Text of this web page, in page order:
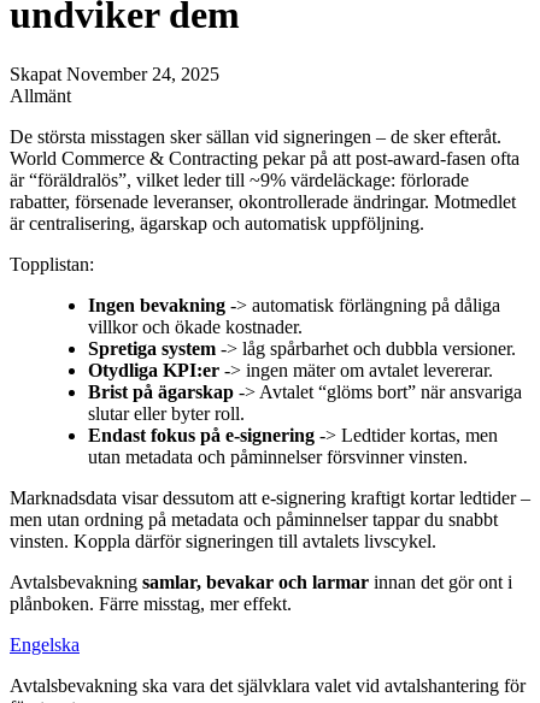
undviker dem
Skapat November 24, 2025
Allmänt
De största misstagen sker sällan vid signeringen – de sker efteråt.
World Commerce & Contracting pekar på att post‑award‑fasen ofta
är “föräldralös”, vilket leder till ~9% värdeläckage: förlorade
rabatter, försenade leveranser, okontrollerade ändringar. Motmedlet
är centralisering, ägarskap och automatisk uppföljning.
Topplistan:
Ingen bevakning -> automatisk förlängning på dåliga
villkor och ökade kostnader.
Spretiga system -> låg spårbarhet och dubbla versioner.
Otydliga KPI:er -> ingen mäter om avtalet levererar.
Brist på ägarskap -> Avtalet “glöms bort” när ansvariga
slutar eller byter roll.
Endast fokus på e-signering -> Ledtider kortas, men
utan metadata och påminnelser försvinner vinsten.
Marknadsdata visar dessutom att e‑signering kraftigt kortar ledtider –
men utan ordning på metadata och påminnelser tappar du snabbt
vinsten. Koppla därför signeringen till avtalets livscykel.
Avtalsbevakning samlar, bevakar och larmar innan det gör ont i
plånboken. Färre misstag, mer effekt.
Engelska
Avtalsbevakning ska vara det självklara valet vid avtalshantering för